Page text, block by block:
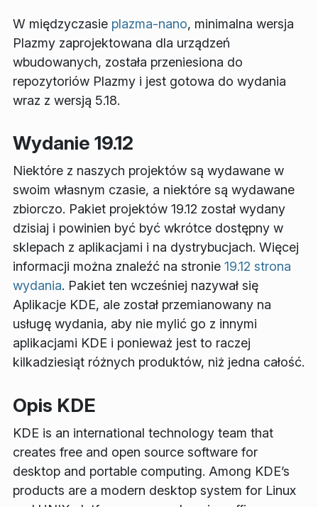
W międzyczasie plazma-nano, minimalna wersja
Plazmy zaprojektowana dla urządzeń
wbudowanych, została przeniesiona do
repozytoriów Plazmy i jest gotowa do wydania
wraz z wersją 5.18.
Wydanie 19.12
Niektóre z naszych projektów są wydawane w
swoim własnym czasie, a niektóre są wydawane
zbiorczo. Pakiet projektów 19.12 został wydany
dzisiaj i powinien być być wkrótce dostępny w
sklepach z aplikacjami i na dystrybucjach. Więcej
informacji można znaleźć na stronie 19.12 strona
wydania. Pakiet ten wcześniej nazywał się
Aplikacje KDE, ale został przemianowany na
usługę wydania, aby nie mylić go z innymi
aplikacjami KDE i ponieważ jest to raczej
kilkadziesiąt różnych produktów, niż jedna całość.
Opis KDE
KDE is an international technology team that
creates free and open source software for
desktop and portable computing. Among KDE’s
products are a modern desktop system for Linux